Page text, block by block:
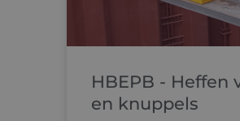
HBEPB - Heffen
en knuppels